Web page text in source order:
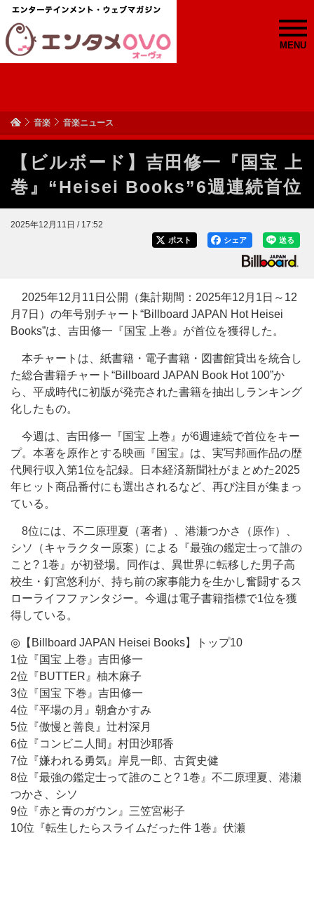
MENU
音楽 音楽ニュース
【ビルボード】吉田修一『国宝 上
巻』“Heisei Books”6週連続首位
2025年12月11日 / 17:52
送る
シェア
ポスト
2025年12月11日公開（集計期間：2025年12月1日～12
月7日）の年号別チャート“Billboard JAPAN Hot Heisei
Books”は、吉田修一『国宝 上巻』が首位を獲得した。
本チャートは、紙書籍・電子書籍・図書館貸出を統合し
た総合書籍チャート“Billboard JAPAN Book Hot 100”か
ら、平成時代に初版が発売された書籍を抽出しランキング
化したもの。
今週は、吉田修一『国宝 上巻』が6週連続で首位をキー
プ。本著を原作とする映画『国宝』は、実写邦画作品の歴
代興行収入第1位を記録。日本経済新聞社がまとめた2025
年ヒット商品番付にも選出されるなど、再び注目が集まっ
ている。
8位には、不二原理夏（著者）、港瀬つかさ（原作）、
シソ（キャラクター原案）による『最強の鑑定士って誰の
こと? 1巻』が初登場。同作は、異世界に転移した男子高
校生・釘宮悠利が、持ち前の家事能力を生かし奮闘するス
ローライフファンタジー。今週は電子書籍指標で1位を獲
得している。
◎【Billboard JAPAN Heisei Books】トップ10
1位『国宝 上巻』吉田修一
2位『BUTTER』柚木麻子
3位『国宝 下巻』吉田修一
4位『平場の月』朝倉かすみ
5位『傲慢と善良』辻村深月
6位『コンビニ人間』村田沙耶香
7位『嫌われる勇気』岸見一郎、古賀史健
8位『最強の鑑定士って誰のこと? 1巻』不二原理夏、港瀬
つかさ、シソ
9位『赤と青のガウン』三笠宮彬子
10位『転生したらスライムだった件 1巻』伏瀬